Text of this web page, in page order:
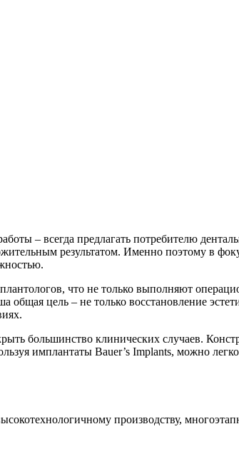
– всегда предлагать потребителю
результатом. Именно поэтому в
что не только выполняют
цель – не только восстановление
большинство клинических случаев.
имплантаты Bauer’s Implants, можно
производству,